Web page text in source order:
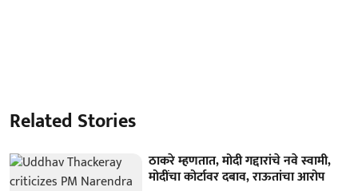
Related Stories
ठाकरे म्हणतात, मोदी गद्दारांचे नवे स्वामी,
मोदींचा कोर्टावर दबाव, राऊतांचा आरोप